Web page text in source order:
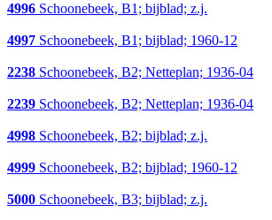
4996 Schoonebeek, B1; bijblad; z.j.
4997 Schoonebeek, B1; bijblad; 1960-12
2238 Schoonebeek, B2; Netteplan; 1936-04
2239 Schoonebeek, B2; Netteplan; 1936-04
4998 Schoonebeek, B2; bijblad; z.j.
4999 Schoonebeek, B2; bijblad; 1960-12
5000 Schoonebeek, B3; bijblad; z.j.